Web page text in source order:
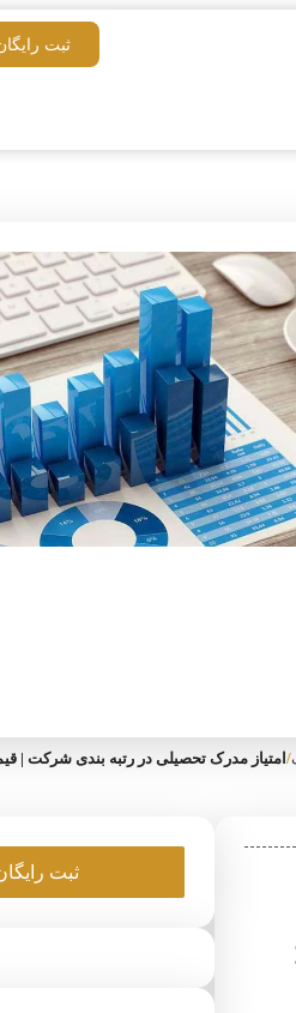
ثبت
/ امتیاز مدرک تحصیلی در رتبه‌ بندی شرکت |
ثبت